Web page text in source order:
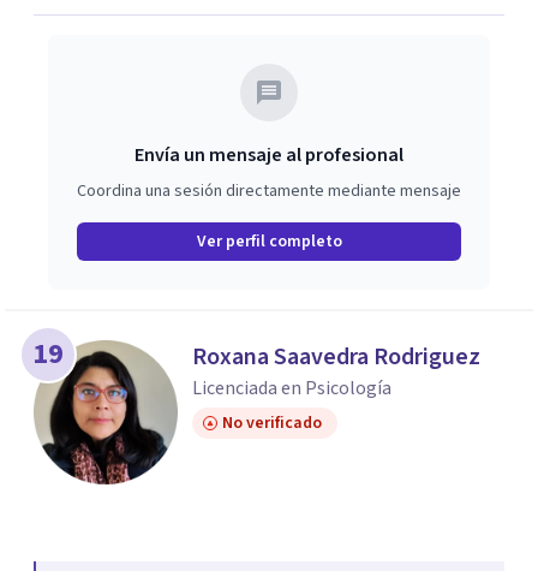
Envía un mensaje al profesional
Coordina una sesión directamente mediante mensaje
Ver perfil completo
19 Roxana Saavedra Rodriguez
Licenciada en Psicología
No verificado